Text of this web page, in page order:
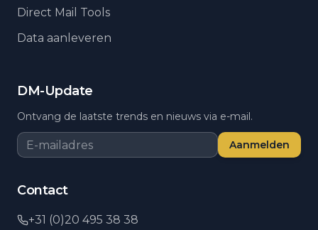
Direct Mail Tools
Data aanleveren
DM-Update
Ontvang de laatste trends en nieuws via e-mail.
Aanmelden
Contact
+31 (0)20 495 38 38